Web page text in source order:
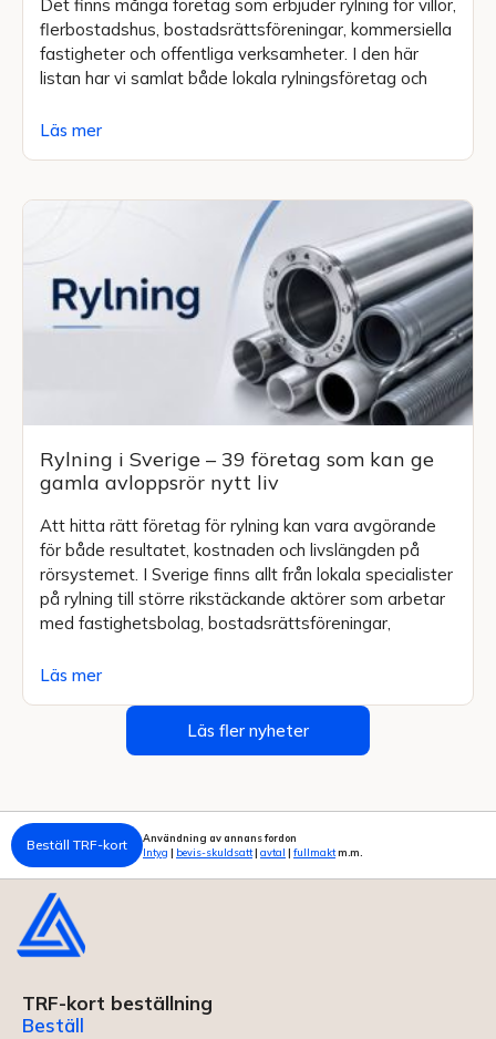
Det finns många företag som erbjuder rylning för villor,
flerbostadshus, bostadsrättsföreningar, kommersiella
fastigheter och offentliga verksamheter. I den här
listan har vi samlat både lokala rylningsföretag och
Läs mer
Rylning i Sverige – 39 företag som kan ge
gamla avloppsrör nytt liv
Att hitta rätt företag för rylning kan vara avgörande
för både resultatet, kostnaden och livslängden på
rörsystemet. I Sverige finns allt från lokala specialister
på rylning till större rikstäckande aktörer som arbetar
med fastighetsbolag, bostadsrättsföreningar,
Läs mer
Läs fler nyheter
Beställ TRF-kort
Användning av annans fordon
Intyg | bevis-skuldsatt| avtal | fullmaktm.m.
TRF-kort beställning
Beställ